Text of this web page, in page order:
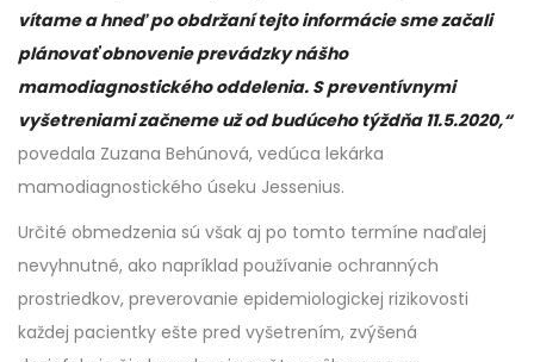
vítame a hneď po obdržaní tejto informácie sme začali
plánovať obnovenie prevádzky nášho
mamodiagnostického oddelenia. S preventívnymi
vyšetreniami začneme už od budúceho týždňa 11.5.2020,“
povedala Zuzana Behúnová, vedúca lekárka
mamodiagnostického úseku Jessenius.
Určité obmedzenia sú však aj po tomto termíne naďalej
nevyhnutné, ako napríklad používanie ochranných
prostriedkov, preverovanie epidemiologickej rizikovosti
každej pacientky ešte pred vyšetrením, zvýšená